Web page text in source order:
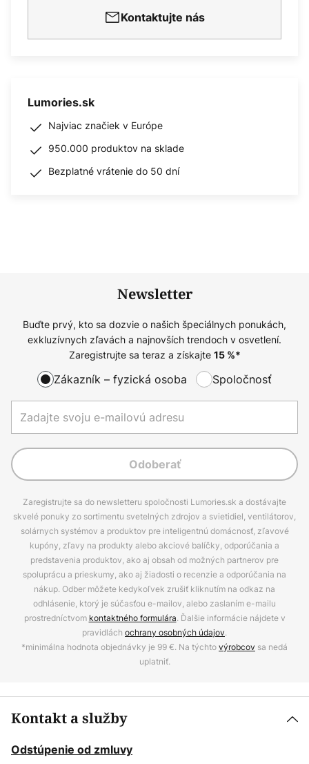
Kontaktujte nás
Lumories.sk
Najviac značiek v Európe
950.000 produktov na sklade
Bezplatné vrátenie do 50 dní
Newsletter
Buďte prvý, kto sa dozvie o našich špeciálnych ponukách,
exkluzívnych zľavách a najnovších trendoch v osvetlení.
Zaregistrujte sa teraz a získajte 15%*
Zákazník – fyzická osoba Spoločnosť
Odoberať
Zaregistrujte sa do newsletteru spoločnosti Lumories.sk a dostávajte
skvelé ponuky zo sortimentu svetelných zdrojov a svietidiel, ventilátorov,
solárnych systémov a produktov pre inteligentnú domácnosť, zľavové
kupóny, zľavy na produkty alebo akciové balíčky, odporúčania a
predstavenia produktov, ako aj obsah od možných partnerov pre
spoluprácu a prieskumy, ako aj žiadosti o recenzie a odporúčania na
nákup. Odber môžete kedykoľvek zrušiť kliknutím na odkaz na
odhlásenie, ktorý je súčasťou e-mailov, alebo zaslaním e-mailu
prostredníctvom kontaktného formulára. Ďalšie informácie nájdete v
pravidlách ochrany osobných údajov.
*minimálna hodnota objednávky je 99 €. Na týchtovýrobcov sa nedá
uplatniť.
Kontakt a služby
Odstúpenie od zmluvy